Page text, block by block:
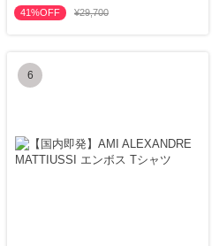
41%OFF ¥29,700
6